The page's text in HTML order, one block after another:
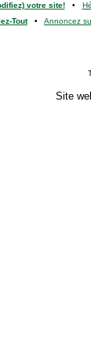
votre site!•
Tout• Annoncez
Site